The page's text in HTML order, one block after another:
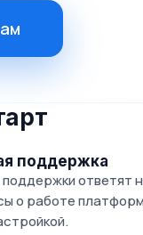
поддержка
ответят
о работе